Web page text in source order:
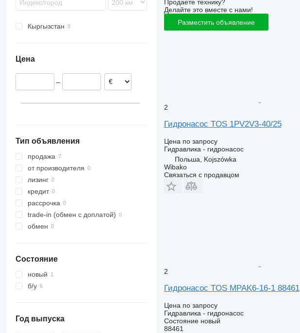
O-series
Sprinter
FL
FMX
Кыргызстан
Цена
–
Тип объявления
продажа
от производителя
лизинг
кредит
рассрочка
trade-in (обмен с доплатой)
обмен
Состояние
новый
б/у
Год выпуска
Продаете технику?
Делайте это вместе с нами!
Разместить объявление
2
Гидронасос TOS 1PV2V3-40/25
Цена по запросу
Гидравлика - гидронасос
Польша, Kojszówka
Wibako
Связаться с продавцом
2
Гидронасос TOS MPAK6-16-1 88461
Цена по запросу
Гидравлика - гидронасос
Состояниеновый
88461